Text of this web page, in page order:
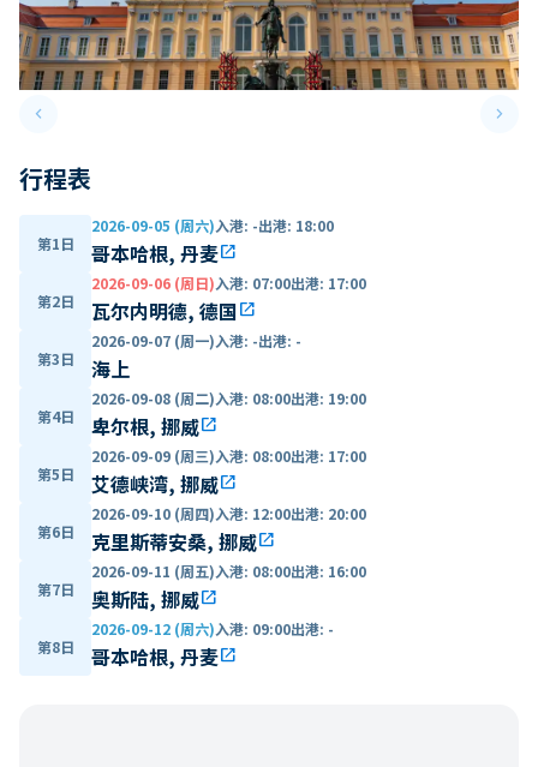
keyboard_arrow_leftPrevious slide keyboard_arrow_right
行程表
第1日
2026-09-05 (周六)入港: -出港: 18:00
哥本哈根, 丹麦open_in_new
第2日
2026-09-06 (周日)入港: 07:00出港: 17:00
瓦尔内明德, 德国open_in_new
第3日
2026-09-07 (周一)入港: -出港: -
海上
第4日
2026-09-08 (周二)入港: 08:00出港: 19:00
卑尔根, 挪威open_in_new
第5日
2026-09-09 (周三)入港: 08:00出港: 17:00
艾德峡湾, 挪威open_in_new
第6日
2026-09-10 (周四)入港: 12:00出港: 20:00
克里斯蒂安桑, 挪威open_in_new
第7日
2026-09-11 (周五)入港: 08:00出港: 16:00
奥斯陆, 挪威open_in_new
第8日
2026-09-12 (周六)入港: 09:00出港: -
哥本哈根, 丹麦open_in_new